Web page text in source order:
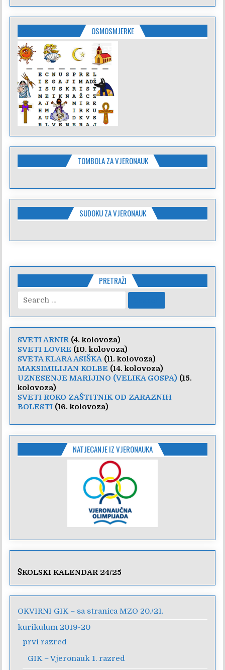
OSMOSMJERKE
TOMBOLA ZA VJERONAUK
SUDOKU ZA VJERONAUK
PRETRAŽI
Search
for:
SVETI ARNIR(4. kolovoza)
SVETI LOVRE (10. kolovoza)
SVETA KLARA ASIŠKA (11. kolovoza)
MAKSIMILIJAN KOLBE (14. kolovoza)
UZNESENJE MARIJINO (VELIKA GOSPA) (15.
kolovoza)
SVETI ROKO ZAŠTITNIK OD ZARAZNIH
BOLESTI (16. kolovoza)
NATJECANJE IZ VJERONAUKA
ŠKOLSKI KALENDAR 24/25
OKVIRNI GIK – sa stranica MZO 20./21.
kurikulum 2019-20
prvi razred
GIK – Vjeronauk 1. razred